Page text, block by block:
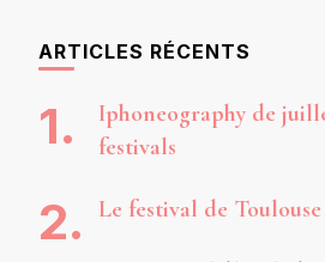
ARTICLES RÉCENTS
Iphoneography de
festivals
Le festival de Toulouse